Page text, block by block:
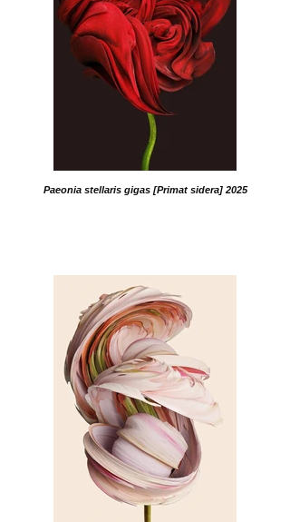
Paeonia stellaris gigas [Primat sidera] 2025